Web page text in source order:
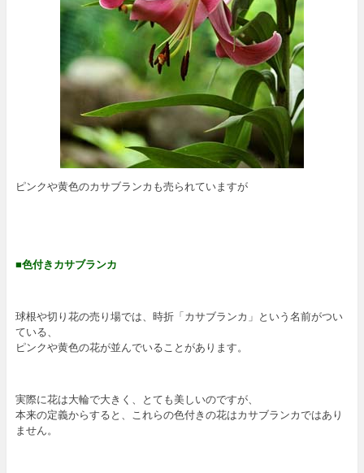
ピンクや黄色のカサブランカも売られていますが
■色付きカサブランカ
球根や切り花の売り場では、時折「カサブランカ」という名前がつい
ている、
ピンクや黄色の花が並んでいることがあります。
実際に花は大輪で大きく、とても美しいのですが、
本来の定義からすると、これらの色付きの花はカサブランカではあり
ません。